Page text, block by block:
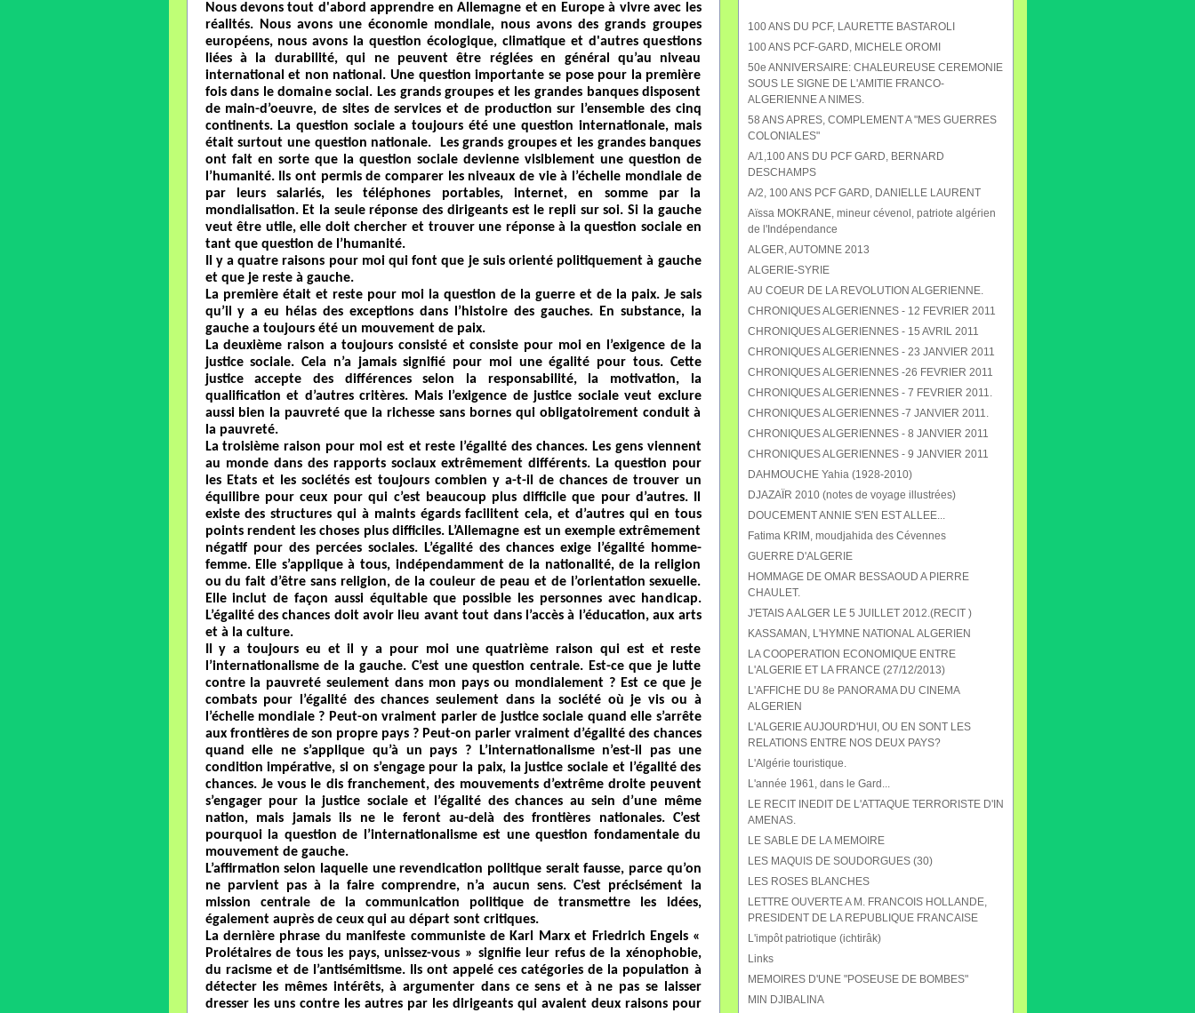
Nous devons tout d'abord apprendre en Allemagne et en Europe à vivre avec les
réalités. Nous avons une économie mondiale, nous avons des grands groupes
européens, nous avons la question écologique, climatique et d'autres questions
liées à la durabilité, qui ne peuvent être réglées en général qu’au niveau
international et non national. Une question importante se pose pour la première
fois dans le domaine social. Les grands groupes et les grandes banques disposent
de main-d’oeuvre, de sites de services et de production sur l’ensemble des cinq
continents. La question sociale a toujours été une question internationale, mais
était surtout une question nationale. Les grands groupes et les grandes banques
ont fait en sorte que la question sociale devienne visiblement une question de
l’humanité. Ils ont permis de comparer les niveaux de vie à l’échelle mondiale de
par leurs salariés, les téléphones portables, internet, en somme par la
mondialisation. Et la seule réponse des dirigeants est le repli sur soi. Si la gauche
veut être utile, elle doit chercher et trouver une réponse à la question sociale en
tant que question de l’humanité.
Il y a quatre raisons pour moi qui font que je suis orienté politiquement à gauche
et que je reste à gauche.
La première était et reste pour moi la question de la guerre et de la paix. Je sais
qu’il y a eu hélas des exceptions dans l’histoire des gauches. En substance, la
gauche a toujours été un mouvement de paix.
La deuxième raison a toujours consisté et consiste pour moi en l’exigence de la
justice sociale. Cela n’a jamais signifié pour moi une égalité pour tous. Cette
justice accepte des différences selon la responsabilité, la motivation, la
qualification et d’autres critères. Mais l’exigence de justice sociale veut exclure
aussi bien la pauvreté que la richesse sans bornes qui obligatoirement conduit à
la pauvreté.
La troisième raison pour moi est et reste l’égalité des chances. Les gens viennent
au monde dans des rapports sociaux extrêmement différents. La question pour
les Etats et les sociétés est toujours combien y a-t-il de chances de trouver un
équilibre pour ceux pour qui c’est beaucoup plus difficile que pour d’autres. Il
existe des structures qui à maints égards facilitent cela, et d’autres qui en tous
points rendent les choses plus difficiles. L’Allemagne est un exemple extrêmement
négatif pour des percées sociales. L’égalité des chances exige l’égalité homme-
femme. Elle s’applique à tous, indépendamment de la nationalité, de la religion
ou du fait d’être sans religion, de la couleur de peau et de l’orientation sexuelle.
Elle inclut de façon aussi équitable que possible les personnes avec handicap.
L’égalité des chances doit avoir lieu avant tout dans l’accès à l’éducation, aux arts
et à la culture.
Il y a toujours eu et il y a pour moi une quatrième raison qui est et reste
l’internationalisme de la gauche. C’est une question centrale. Est-ce que je lutte
contre la pauvreté seulement dans mon pays ou mondialement ? Est ce que je
combats pour l’égalité des chances seulement dans la société où je vis ou à
l’échelle mondiale ? Peut-on vraiment parler de justice sociale quand elle s’arrête
aux frontières de son propre pays ? Peut-on parler vraiment d’égalité des chances
quand elle ne s’applique qu’à un pays ? L’internationalisme n’est-il pas une
condition impérative, si on s’engage pour la paix, la justice sociale et l’égalité des
chances. Je vous le dis franchement, des mouvements d’extrême droite peuvent
s’engager pour la justice sociale et l’égalité des chances au sein d’une même
nation, mais jamais ils ne le feront au-delà des frontières nationales. C’est
pourquoi la question de l’internationalisme est une question fondamentale du
mouvement de gauche.
L’affirmation selon laquelle une revendication politique serait fausse, parce qu’on
ne parvient pas à la faire comprendre, n’a aucun sens. C’est précisément la
mission centrale de la communication politique de transmettre les idées,
également auprès de ceux qui au départ sont critiques.
La dernière phrase du manifeste communiste de Karl Marx et Friedrich Engels «
Prolétaires de tous les pays, unissez-vous » signifie leur refus de la xénophobie,
du racisme et de l’antisémitisme. Ils ont appelé ces catégories de la population à
détecter les mêmes intérêts, à argumenter dans ce sens et à ne pas se laisser
dresser les uns contre les autres par les dirigeants qui avaient deux raisons pour
100 ANS DU PCF, LAURETTE BASTAROLI
100 ANS PCF-GARD, MICHELE OROMI
50e ANNIVERSAIRE: CHALEUREUSE CEREMONIE
SOUS LE SIGNE DE L'AMITIE FRANCO-
ALGERIENNE A NIMES.
58 ANS APRES, COMPLEMENT A "MES GUERRES
COLONIALES"
A/1,100 ANS DU PCF GARD, BERNARD
DESCHAMPS
A/2, 100 ANS PCF GARD, DANIELLE LAURENT
Aïssa MOKRANE, mineur cévenol, patriote algérien
de l'Indépendance
ALGER, AUTOMNE 2013
ALGERIE-SYRIE
AU COEUR DE LA REVOLUTION ALGERIENNE.
CHRONIQUES ALGERIENNES - 12 FEVRIER 2011
CHRONIQUES ALGERIENNES - 15 AVRIL 2011
CHRONIQUES ALGERIENNES - 23 JANVIER 2011
CHRONIQUES ALGERIENNES -26 FEVRIER 2011
CHRONIQUES ALGERIENNES - 7 FEVRIER 2011.
CHRONIQUES ALGERIENNES -7 JANVIER 2011.
CHRONIQUES ALGERIENNES - 8 JANVIER 2011
CHRONIQUES ALGERIENNES - 9 JANVIER 2011
DAHMOUCHE Yahia (1928-2010)
DJAZAÏR 2010 (notes de voyage illustrées)
DOUCEMENT ANNIE S'EN EST ALLEE...
Fatima KRIM, moudjahida des Cévennes
GUERRE D'ALGERIE
HOMMAGE DE OMAR BESSAOUD A PIERRE
CHAULET.
J'ETAIS A ALGER LE 5 JUILLET 2012.(RECIT )
KASSAMAN, L'HYMNE NATIONAL ALGERIEN
LA COOPERATION ECONOMIQUE ENTRE
L'ALGERIE ET LA FRANCE (27/12/2013)
L'AFFICHE DU 8e PANORAMA DU CINEMA
ALGERIEN
L'ALGERIE AUJOURD'HUI, OU EN SONT LES
RELATIONS ENTRE NOS DEUX PAYS?
L'Algérie touristique.
L'année 1961, dans le Gard...
LE RECIT INEDIT DE L'ATTAQUE TERRORISTE D'IN
AMENAS.
LE SABLE DE LA MEMOIRE
LES MAQUIS DE SOUDORGUES (30)
LES ROSES BLANCHES
LETTRE OUVERTE A M. FRANCOIS HOLLANDE,
PRESIDENT DE LA REPUBLIQUE FRANCAISE
L'impôt patriotique (ichtirâk)
Links
MEMOIRES D'UNE "POSEUSE DE BOMBES"
MIN DJIBALINA